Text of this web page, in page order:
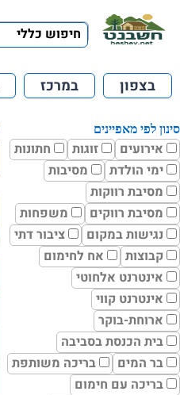
חיפוש כללי
בצפון במרכז
סינון לפי מאפיינים
אירועים זוגות
חתונות
ימי הולדת
מסיבות
מסיבת רווקות
מסיבת רווקים
משפחות
נגישות במקום
ציבור דתי
קבוצות
אח לחימום
אינטרנט אלחוטי
אינטרנט קווי
ארוחת-בוקר
בית הכנסת בסביבה
בר המים
בריכה משותפת
בריכה עם חימום